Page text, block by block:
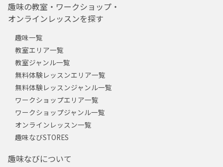
趣味の教室・ワークショップ・
オンラインレッスンを探す
趣味一覧
教室エリア一覧
教室ジャンル一覧
無料体験レッスンエリア一覧
無料体験レッスンジャンル一覧
ワークショップエリア一覧
ワークショップジャンル一覧
オンラインレッスン一覧
趣味なびSTORES
趣味なびについて